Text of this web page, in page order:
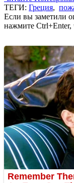
ТЕГИ: Греция,
Если вы заметили
нажмите Ctrl+Enter,